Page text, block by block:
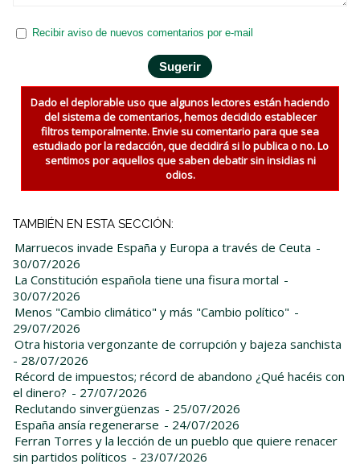
Recibir aviso de nuevos comentarios por e-mail
Dado el deplorable uso que algunos lectores están haciendo
del sistema de comentarios, hemos decidido establecer
filtros temporalmente. Envie su comentario para que sea
estudiado por la redacción, que decidirá si lo publica o no. Lo
sentimos por aquellos que saben debatir sin insidias ni
odios.
TAMBIÉN EN ESTA SECCIÓN:
Marruecos invade España y Europa a través de Ceuta -
30/07/2026
La Constitución española tiene una fisura mortal -
30/07/2026
Menos "Cambio climático" y más "Cambio político" -
29/07/2026
Otra historia vergonzante de corrupción y bajeza sanchista
- 28/07/2026
Récord de impuestos; récord de abandono ¿Qué hacéis con
el dinero? - 27/07/2026
Reclutando sinvergüenzas - 25/07/2026
España ansía regenerarse - 24/07/2026
Ferran Torres y la lección de un pueblo que quiere renacer
sin partidos políticos - 23/07/2026